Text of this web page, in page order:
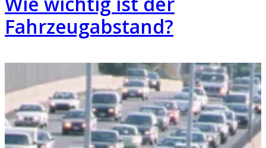
Fahrzeugabstand?